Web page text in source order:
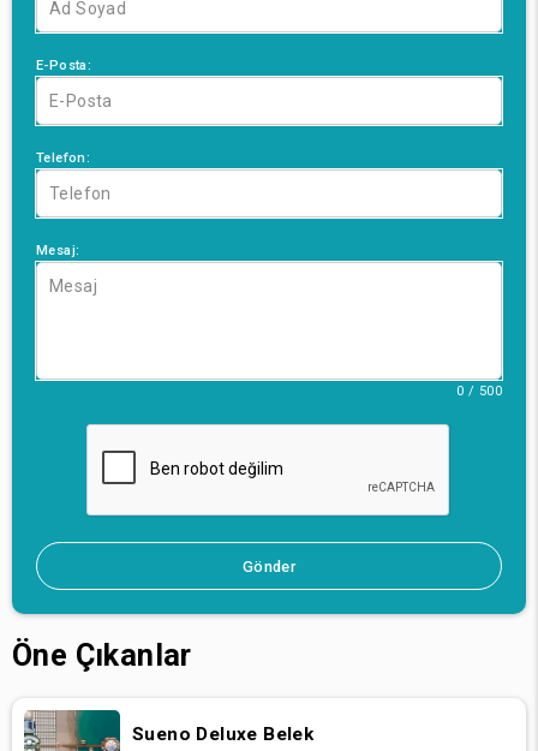
E-Posta:
Telefon:
Mesaj:
0 / 500
Gönder
Öne Çıkanlar
Sueno Deluxe Belek